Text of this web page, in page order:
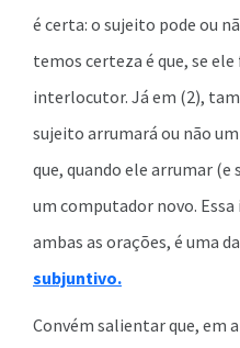
é certa: o sujeito pode ou
temos certeza é que, se
interlocutor. Já em (2),
sujeito arrumará ou não
que, quando ele arrumar
um computador novo.
ambas as orações, é uma
subjuntivo.
Convém salientar que, em